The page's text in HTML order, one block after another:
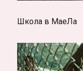
Школа в МаеЛа